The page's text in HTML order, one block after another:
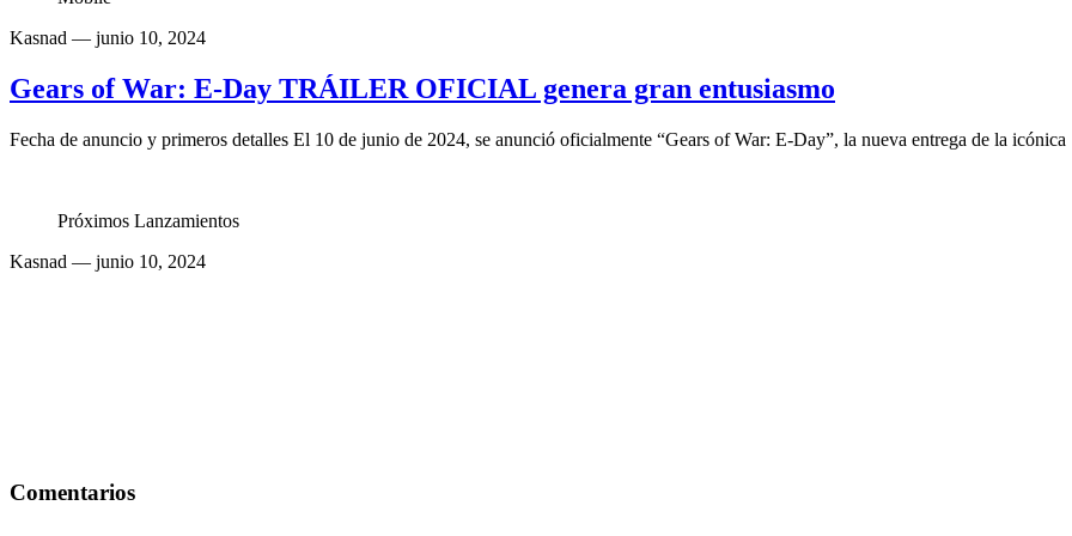
Kasnad — junio 10, 2024
Gears of War: E-Day TRÁILER OFICIAL genera gran entusiasmo
Fecha de anuncio y primeros detalles El 10 de junio de 2024, se anunció oficialmente “Gears of War: E-Day”, la nueva entrega de la
Próximos Lanzamientos
Kasnad — junio 10, 2024
Comentarios